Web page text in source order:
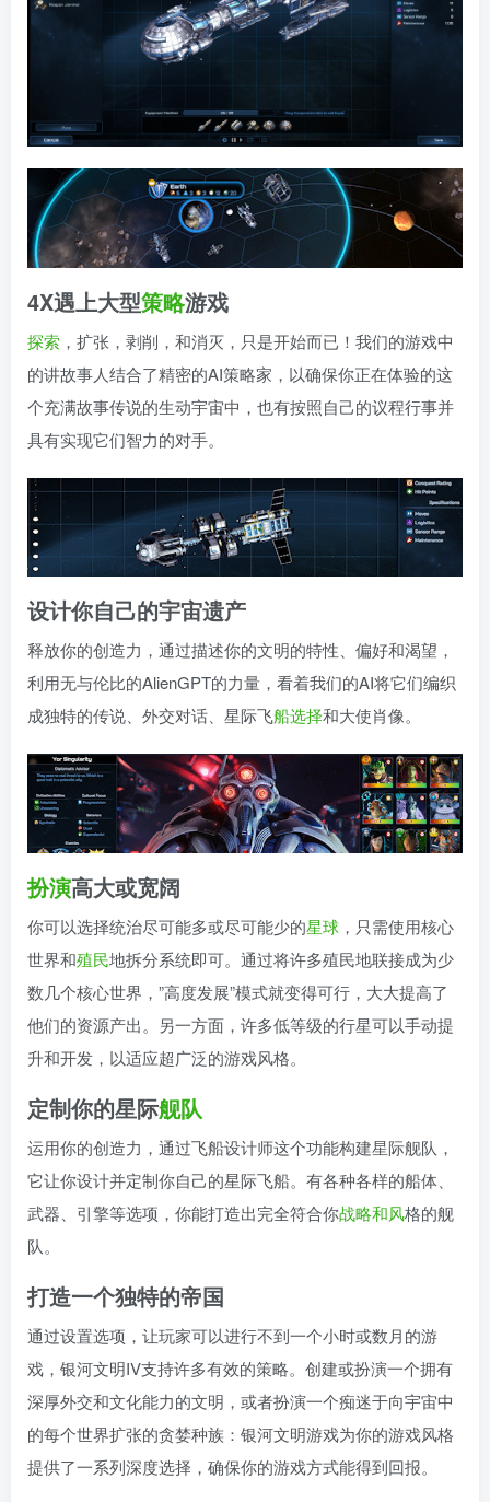
4X遇上大型策略游戏
探索 ，扩张，剥削，和消灭，只是开始而已！我们的游戏中
的讲故事人结合了精密的AI策略家，以确保你正在体验的这
个充满故事传说的生动宇宙中，也有按照自己的议程行事并
具有实现它们智力的对手。
设计你自己的宇宙遗产
释放你的创造力，通过描述你的文明的特性、偏好和渴望，
利用无与伦比的AlienGPT的力量，看着我们的AI将它们编织
成独特的传说、外交对话、星际飞船选择和大使肖像。
扮演高大或宽阔
你可以选择统治尽可能多或尽可能少的星球 ，只需使用核心
世界和殖民地拆分系统即可。通过将许多殖民地联接成为少
数几个核心世界，”高度发展”模式就变得可行，大大提高了
他们的资源产出。另一方面，许多低等级的行星可以手动提
升和开发，以适应超广泛的游戏风格。
定制你的星际舰队
运用你的创造力，通过飞船设计师这个功能构建星际舰队，
它让你设计并定制你自己的星际飞船。有各种各样的船体、
武器、引擎等选项，你能打造出完全符合你战略和风格的舰
队。
打造一个独特的帝国
通过设置选项，让玩家可以进行不到一个小时或数月的游
戏，银河文明IV支持许多有效的策略。创建或扮演一个拥有
深厚外交和文化能力的文明，或者扮演一个痴迷于向宇宙中
的每个世界扩张的贪婪种族：银河文明游戏为你的游戏风格
提供了一系列深度选择，确保你的游戏方式能得到回报。